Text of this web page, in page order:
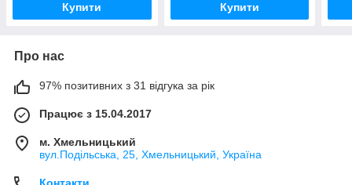
Купити Купити
Про нас
97% позитивних з 31 відгука за рік
Працює з 15.04.2017
м. Хмельницький
вул.Подільська, 25, Хмельницький, Україна